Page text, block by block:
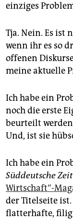
epaper login
einziges
Tja. Nein. Es ist
wenn ihr es so
offenen
meine aktuelle
Ich habe ein
noch die erste
beurteilt
Und, ist sie
Ich habe ein
Süddeutsche
Wirtschaft“-
der Titelseite ist.
flatterhafte,